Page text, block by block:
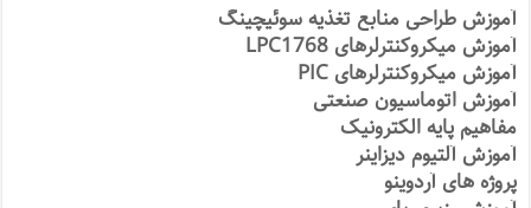
آموزش طراحی منابع تغذیه سوئیچینگ
آموزش میکروکنترلرهای LPC1768
آموزش میکروکنترلرهای PIC
آموزش اتوماسیون صنعتی
مفاهیم پایه الکترونیک
آموزش آلتیوم دیزاینر
پروژه های آردوینو